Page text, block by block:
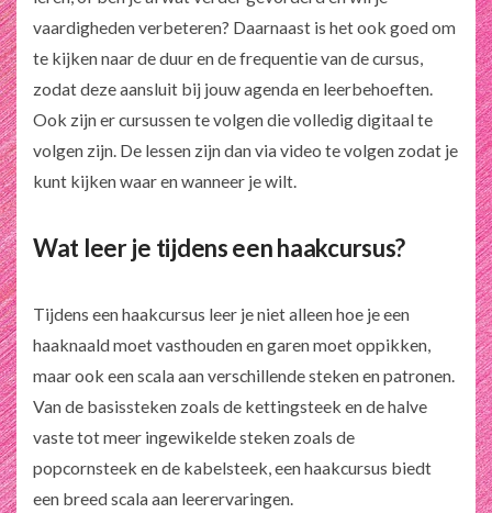
vaardigheden verbeteren? Daarnaast is het ook goed om
te kijken naar de duur en de frequentie van de cursus,
zodat deze aansluit bij jouw agenda en leerbehoeften.
Ook zijn er cursussen te volgen die volledig digitaal te
volgen zijn. De lessen zijn dan via video te volgen zodat je
kunt kijken waar en wanneer je wilt.
Wat leer je tijdens een haakcursus?
Tijdens een haakcursus leer je niet alleen hoe je een
haaknaald moet vasthouden en garen moet oppikken,
maar ook een scala aan verschillende steken en patronen.
Van de basissteken zoals de kettingsteek en de halve
vaste tot meer ingewikelde steken zoals de
popcornsteek en de kabelsteek, een haakcursus biedt
een breed scala aan leerervaringen.